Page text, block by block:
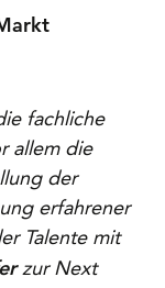
fachliche
allem die
der
erfahrener
Talente mit
zur Next